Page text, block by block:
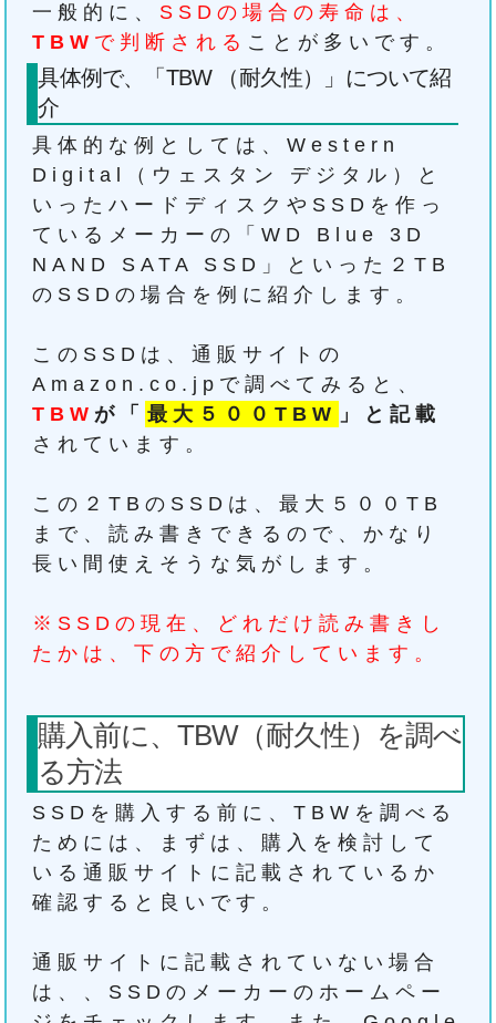
一般的に、 SSDの場合の寿命は、
TBW で判断される ことが多いです。
具体例で、「TBW （耐久性）」について紹
介
具体的な例としては、Western
Digital（ウェスタン デジタル）と
いったハードディスクやSSDを作っ
ているメーカーの「WD Blue 3D
NAND SATA SSD」といった２TB
のSSDの場合を例に紹介します。
このSSDは、通販サイトの
Amazon.co.jpで調べてみると、
TBW が「 最大５００TBW
」と記載
されています。
この２TBのSSDは、最大５００TB
まで、読み書きできるので、かなり
長い間使えそうな気がします。
※SSDの現在、どれだけ読み書きし
たかは、下の方で紹介しています。
購入前に、TBW（耐久性）を調べ
る方法
SSDを購入する前に、TBWを調べる
ためには、まずは、購入を検討して
いる通販サイトに記載されているか
確認すると良いです。
通販サイトに記載されていない場合
は、、SSDのメーカーのホームペー